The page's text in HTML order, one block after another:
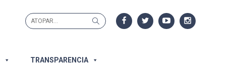
Search
for:
Search
TRANSPARENCIA